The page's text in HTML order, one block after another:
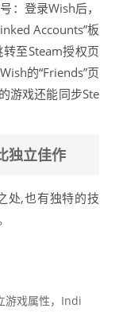
：登录Wish后，
Accounts”板
转至Steam授权页
的“Friends”页
游戏还能同步Ste
独立佳作
处,也有独特的技
游戏属性，Indi